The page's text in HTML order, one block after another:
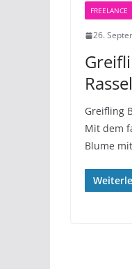
FREELANCE
26.
Greifling
Mit dem
Blume